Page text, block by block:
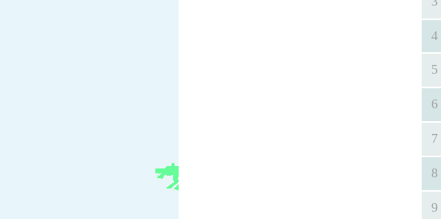
4
5
6
7
8
9